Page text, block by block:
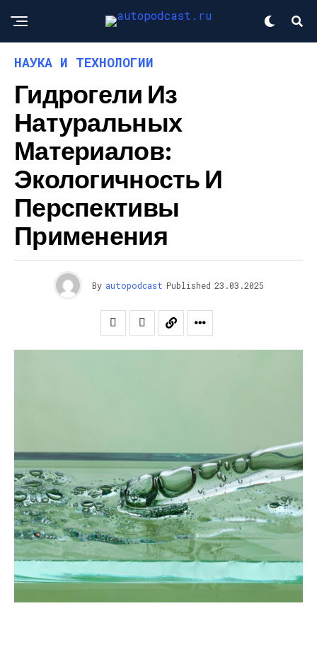
НАУКА И ТЕХНОЛОГИИ
Гидрогели Из
Натуральных
Материалов:
Экологичность И
Перспективы
Применения
By autopodcast Published 23.03.2025